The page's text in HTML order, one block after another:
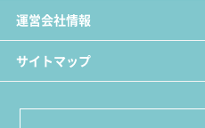
運営会社情報
サイトマップ